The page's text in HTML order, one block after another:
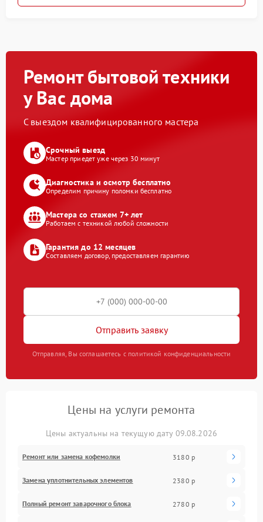
Ремонт бытовой техники
у Вас дома
С выездом квалифицированного мастера
Срочный выезд
Мастер приедет уже через 30 минут
Диагностика и осмотр бесплатно
Определим причину поломки бесплатно
Мастера со стажем 7+ лет
Работаем с техникой любой сложности
Гарантия до 12 месяцев
Составляем договор, предоставляем гарантию
Отправить заявку
Отправляя, Вы соглашаетесь с политикой конфиденциальности
Цены на услуги ремонта
Цены актуальны на текущую дату 09.08.2026
Ремонт или замена кофемолки 3180 р
Замена уплотнительных элементов 2380 р
Полный ремонт заварочного блока 2780 р